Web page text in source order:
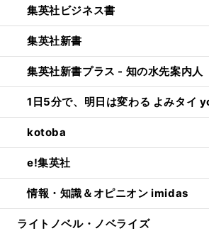
集英社ビジネス書
集英社新書
集英社新書プラス - 知の水先案内人
1日5分で、明日は変わる よみタイ
kotoba
e!集英社
情報・知識＆オピニオン imidas
ライトノベル・ノベライズ